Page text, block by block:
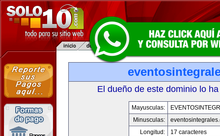
El dueño de este dominio lo
Mayusculas:
Minusculas:
Longitud:
17 caracteres